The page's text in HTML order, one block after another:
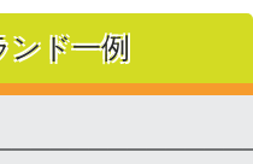
ンド一例